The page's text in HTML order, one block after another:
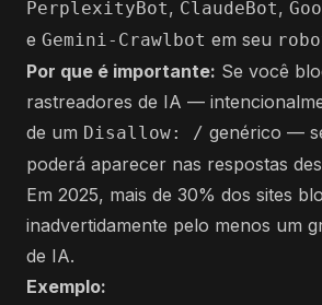
PerplexityBot, ClaudeBot,
e Gemini-Crawlbot em seu
Por que é importante: Se você
rastreadores de IA —
de um Disallow: / genérico —
poderá aparecer nas respostas
Em 2025, mais de 30% dos sites
inadvertidamente pelo menos um
de IA.
Exemplo: